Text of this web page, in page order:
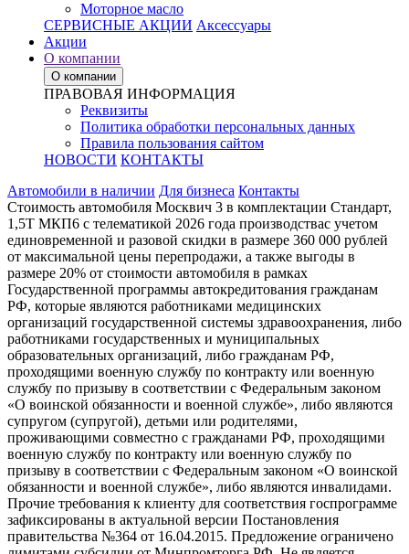
Моторное масло
СЕРВИСНЫЕ АКЦИИ Аксессуары
Акции
О компании
О компании
ПРАВОВАЯ ИНФОРМАЦИЯ
Реквизиты
Политика обработки персональных данных
Правила пользования сайтом
НОВОСТИ КОНТАКТЫ
Автомобили в наличии Для бизнеса Контакты
Стоимость автомобиля Москвич 3 в комплектации Стандарт,
1,5Т МКП6 с телематикой 2026 года производствас учетом
единовременной и разовой скидки в размере 360 000 рублей
от максимальной цены перепродажи, а также выгоды в
размере 20% от стоимости автомобиля в рамках
Государственной программы автокредитования гражданам
РФ, которые являются работниками медицинских
организаций государственной системы здравоохранения, либо
работниками государственных и муниципальных
образовательных организаций, либо гражданам РФ,
проходящими военную службу по контракту или военную
службу по призыву в соответствии с Федеральным законом
«О воинской обязанности и военной службе», либо являются
супругом (супругой), детьми или родителями,
проживающими совместно с гражданами РФ, проходящими
военную службу по контракту или военную службу по
призыву в соответствии с Федеральным законом «О воинской
обязанности и военной службе», либо являются инвалидами.
Прочие требования к клиенту для соответствия госпрограмме
зафиксированы в актуальной версии Постановления
правительства №364 от 16.04.2015. Предложение ограничено